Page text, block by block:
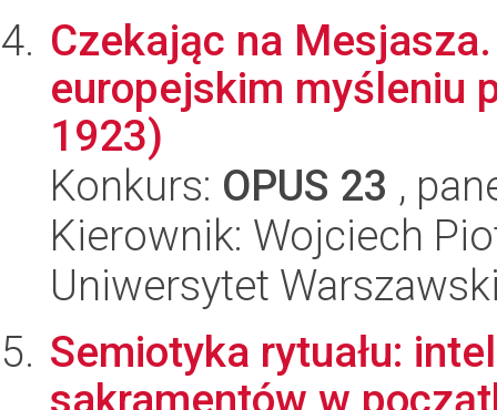
Czekając na
europejskim myśleniu
1923)
Konkurs: OPUS 23 ,
Kierownik: Wojciech
Uniwersytet
Semiotyka rytuału:
sakramentów w